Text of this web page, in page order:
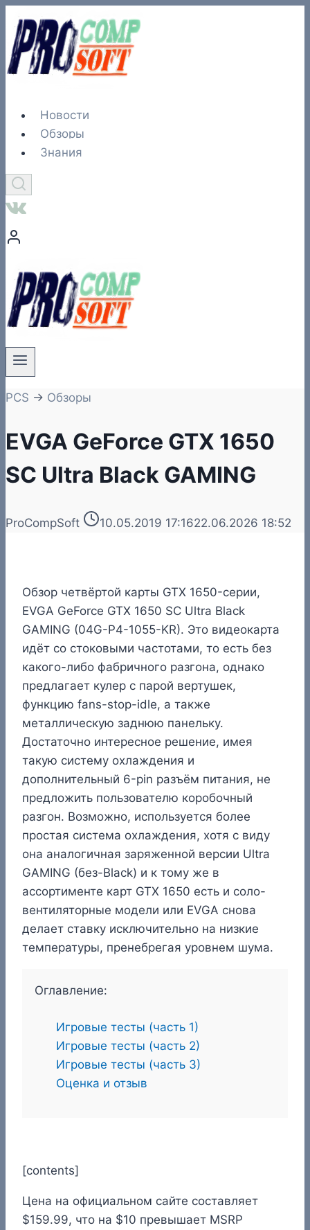
Перейти
содержимому
Новости
Обзоры
Знания
PCS → Обзоры
EVGA GeForce GTX 1650
SC Ultra Black GAMING
ProCompSoft 10.05.2019 17:1622.06.2026 18:52
Обзор четвёртой карты GTX 1650-серии,
EVGA GeForce GTX 1650 SC Ultra Black
GAMING (04G-P4-1055-KR). Это видеокарта
идёт со стоковыми частотами, то есть без
какого-либо фабричного разгона, однако
предлагает кулер с парой вертушек,
функцию fans-stop-idle, а также
металлическую заднюю панельку.
Достаточно интересное решение, имея
такую систему охлаждения и
дополнительный 6-pin разъём питания, не
предложить пользователю коробочный
разгон. Возможно, используется более
простая система охлаждения, хотя с виду
она аналогичная заряженной версии Ultra
GAMING (без-Black) и к тому же в
ассортименте карт GTX 1650 есть и соло-
вентиляторные модели или EVGA снова
делает ставку исключительно на низкие
температуры, пренебрегая уровнем шума.
Оглавление:
Игровые тесты (часть 1)
Игровые тесты (часть 2)
Игровые тесты (часть 3)
Оценка и отзыв
[contents]
Цена на официальном сайте составляет
$159.99, что на $10 превышает MSRP